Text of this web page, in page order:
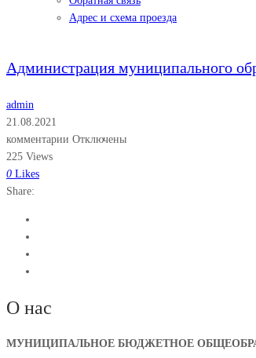
Адрес и схема проезда
Администрация муниципального
admin
21.08.2021
комментарии Отключены
225 Views
0 Likes
Share:
О нас
МУНИЦИПАЛЬНОЕ БЮДЖЕТНОЕ